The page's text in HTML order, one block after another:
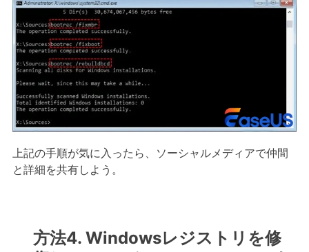
上記の手順が気に入ったら、ソーシャルメディアで仲間
と詳細を共有しよう。
方法4. Windowsレジストリを修